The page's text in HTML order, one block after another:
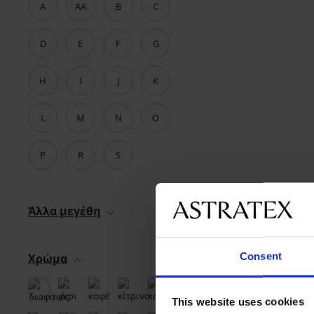
Consent
This website uses cookies
A AA B C
D E F G
H I J K
L M N O
P R S
Άλλα μεγέθη
Χρώμα